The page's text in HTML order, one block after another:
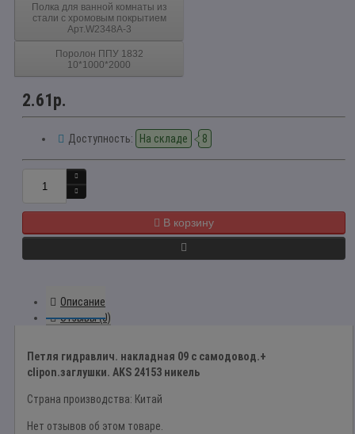
Полка для ванной комнаты из
стали с хромовым покрытием
Арт.W2348А-3
Поролон ППУ 1832
10*1000*2000
2.61р.
Доступность: На складе 8
В корзину
Описание
Отзывы (0)
Петля гидравлич. накладная 09 с самодовод.+
clipon.заглушки. AKS 24153 никель
Страна производства: Китай
Нет отзывов об этом товаре.